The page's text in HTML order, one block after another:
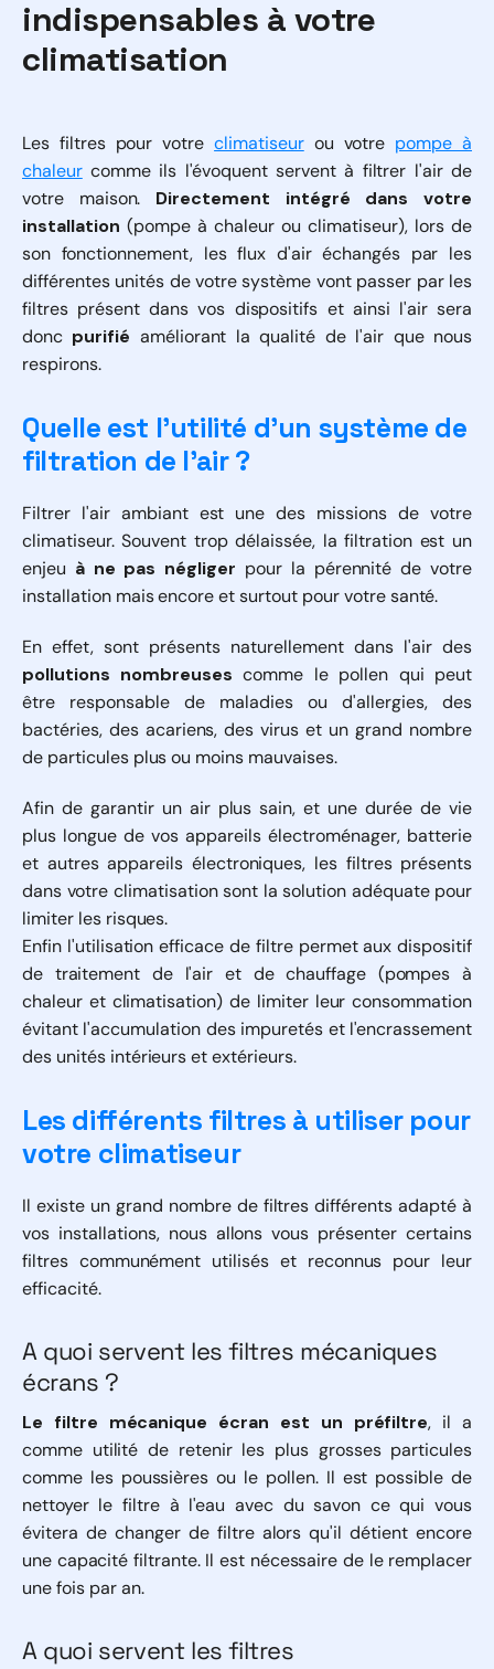
indispensables à votre
climatisation
Les filtres pour votreclimatiseurou votre pompe à
chaleurcomme ils l'évoquent servent à filtrer l'air de
votre maison. Directement intégré dans votre
installation (pompe à chaleur ou climatiseur), lors de
son fonctionnement, les flux d'air échangés par les
différentes unités de votre système vont passer par les
filtres présent dans vos dispositifs et ainsi l'air sera
donc purifié améliorant la qualité de l'air que nous
respirons.
Quelle est l'utilité d'un système de
filtration de l'air ?
Filtrer l'air ambiant est une des missions de votre
climatiseur. Souvent trop délaissée, la filtration est un
enjeu à ne pas négliger pour la pérennité de votre
installation mais encore et surtout pour votre santé.
En effet, sont présents naturellement dans l'air des
pollutions nombreuses comme le pollen qui peut
être responsable de maladies ou d'allergies, des
bactéries, des acariens, des virus et un grand nombre
de particules plus ou moins mauvaises.
Afin de garantir un air plus sain, et une durée de vie
plus longue de vos appareils électroménager, batterie
et autres appareils électroniques, les filtres présents
dans votre climatisation sont la solution adéquate pour
limiter les risques.
Enfin l'utilisation efficace de filtre permet aux dispositif
de traitement de l'air et de chauffage (pompes à
chaleur et climatisation) de limiter leur consommation
évitant l'accumulation des impuretés et l'encrassement
des unités intérieurs et extérieurs.
Les différents filtres à utiliser pour
votre climatiseur
Il existe un grand nombre de filtres différents adapté à
vos installations, nous allons vous présenter certains
filtres communément utilisés et reconnus pour leur
efficacité.
A quoi servent les filtres mécaniques
écrans ?
Le filtre mécanique écran est un préfiltre, il a
comme utilité de retenir les plus grosses particules
comme les poussières ou le pollen. Il est possible de
nettoyer le filtre à l'eau avec du savon ce qui vous
évitera de changer de filtre alors qu'il détient encore
une capacité filtrante. Il est nécessaire de le remplacer
une fois par an.
A quoi servent les filtres